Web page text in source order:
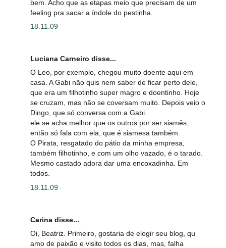
bem. Acho que as etapas meio que precisam de um
feeling pra sacar a índole do pestinha.
18.11.09
Luciana Carneiro disse...
O Leo, por exemplo, chegou muito doente aqui em
casa. A Gabi não quis nem saber de ficar perto dele,
que era um filhotinho super magro e doentinho. Hoje
se cruzam, mas não se coversam muito. Depois veio o
Dingo, que só conversa com a Gabi.
ele se acha melhor que os outros por ser siamês,
então só fala com ela, que é siamesa também.
O Pirata, resgatado do pátio da minha empresa,
também filhotinho, e com um olho vazado, é o tarado.
Mesmo castado adora dar uma encoxadinha. Em
todos.
18.11.09
Carina disse...
Oi, Beatriz. Primeiro, gostaria de elogir seu blog, qu
amo de paixão e visito todos os dias, mas, falha